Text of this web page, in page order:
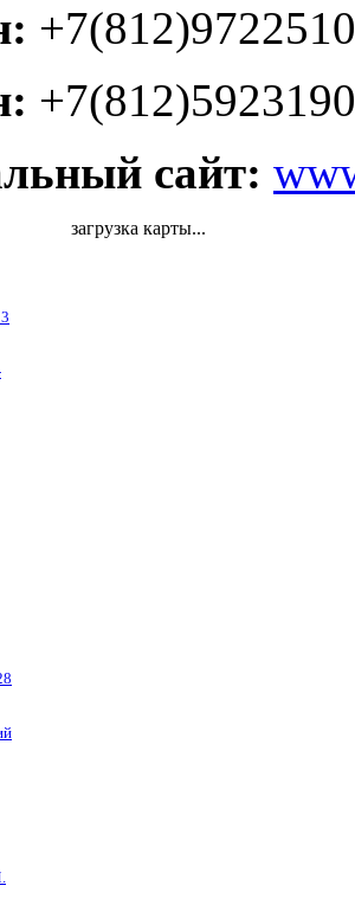
+7(812)9722510
+7(812)5923190
сайт:
загрузка карты...